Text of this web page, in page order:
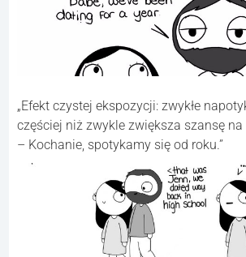
„Efekt czystej ekspozycji: zwykłe
częściej niż zwykle zwiększa szansę na
– Kochanie, spotykamy się od roku.”